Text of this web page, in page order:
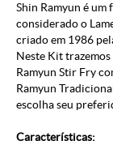
Shin Ramyun é
considerado o
criado em 1986
Neste Kit trazemos
Ramyun Stir Fry
Ramyun
escolha seu
Características: